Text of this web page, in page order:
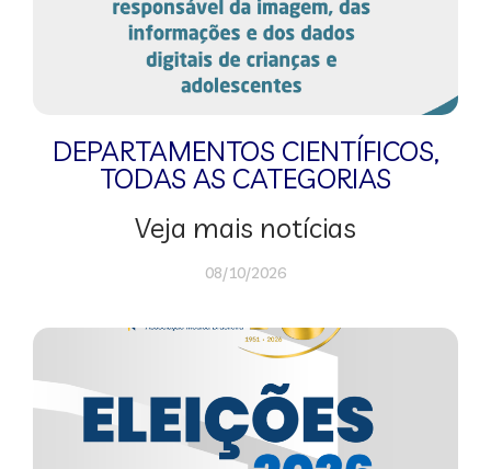
DEPARTAMENTOS CIENTÍFICOS,
TODAS AS CATEGORIAS
Veja mais notícias
08/10/2026